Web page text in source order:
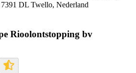
DL Twello, Nederland
Rioolontstopping bv